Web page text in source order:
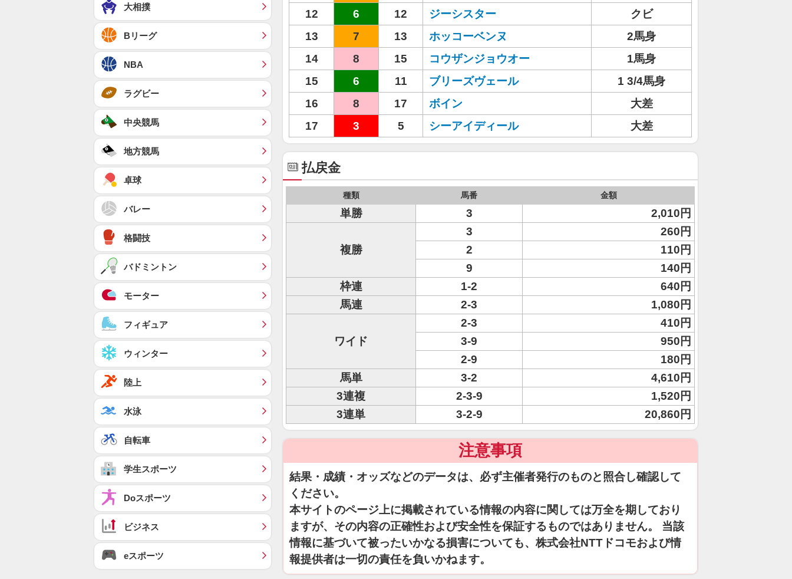
12
6 12 ジーシスター
クビ
13
7 13 ホッコーベンヌ
2馬身
14
8 15 コウザンジョウオー
1馬身
15
6 11 ブリーズヴェール
1 3/4馬身
16
8 17 ボイン
大差
17
3 5 シーアイディール 大差
払戻金
種類 馬番 金額
単勝 3 2,010円
複勝
3
260円
2
110円
9
140円
枠連
1-2
640円
馬連
2-3 1,080円
ワイド
2-3
410円
3-9
950円
2-9
180円
馬単
3-2
4,610円
3連複
2-3-9
1,520円
3連単
3-2-9 20,860円
注意事項
結果・成績・オッズなどのデータは、必ず主催者発行のものと照合し確認して
ください。
本サイトのページ上に掲載されている情報の内容に関しては万全を期しており
ますが、その内容の正確性および安全性を保証するものではありません。 当該
情報に基づいて被ったいかなる損害についても、株式会社NTTドコモおよび情
報提供者は一切の責任を負いかねます。
大相撲
Bリーグ
NBA
ラグビー
中央競馬
地方競馬
卓球
バレー
格闘技
バドミントン
モーター
フィギュア
ウィンター
陸上
水泳
自転車
学生スポーツ
Doスポーツ
ビジネス
eスポーツ